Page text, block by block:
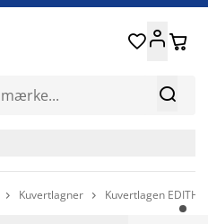

 
 Kuvertlagner  Kuvertlagen EDITH